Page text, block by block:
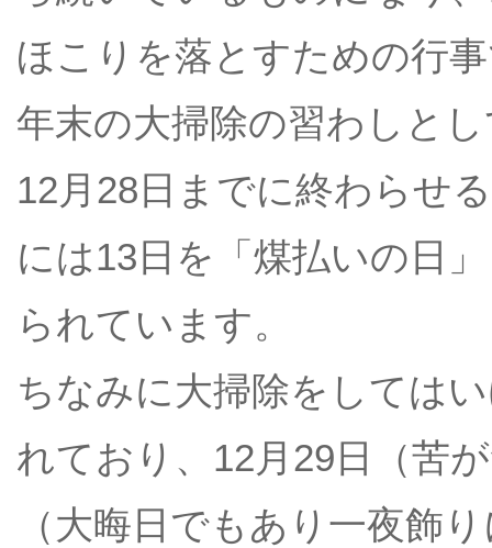
ほこりを落とすための行
年末の大掃除の習わしと
12月28日までに終わらせ
には13日を「煤払いの日
られています。
ちなみに大掃除をしては
れており、12月29日（苦
（大晦日でもあり一夜飾